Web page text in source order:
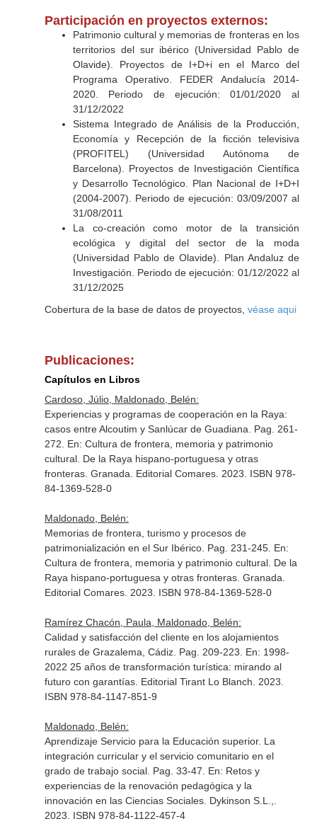
Participación en proyectos externos:
Patrimonio cultural y memorias de fronteras en los
territorios del sur ibérico (Universidad Pablo de
Olavide). Proyectos de I+D+i en el Marco del
Programa Operativo. FEDER Andalucía 2014-
2020. Periodo de ejecución: 01/01/2020 al
31/12/2022
Sistema Integrado de Análisis de la Producción,
Economía y Recepción de la ficción televisiva
(PROFITEL) (Universidad Autónoma de
Barcelona). Proyectos de Investigación Científica
y Desarrollo Tecnológico. Plan Nacional de I+D+I
(2004-2007). Periodo de ejecución: 03/09/2007 al
31/08/2011
La co-creación como motor de la transición
ecológica y digital del sector de la moda
(Universidad Pablo de Olavide). Plan Andaluz de
Investigación. Periodo de ejecución: 01/12/2022 al
31/12/2025
Cobertura de la base de datos de proyectos, véase aqui
Publicaciones:
Capítulos en Libros
Cardoso, Júlio, Maldonado, Belén:
Experiencias y programas de cooperación en la Raya:
casos entre Alcoutim y Sanlúcar de Guadiana. Pag. 261-
272. En: Cultura de frontera, memoria y patrimonio
cultural. De la Raya hispano-portuguesa y otras
fronteras. Granada. Editorial Comares. 2023. ISBN 978-
84-1369-528-0
Maldonado, Belén:
Memorias de frontera, turismo y procesos de
patrimonialización en el Sur Ibérico. Pag. 231-245. En:
Cultura de frontera, memoria y patrimonio cultural. De la
Raya hispano-portuguesa y otras fronteras. Granada.
Editorial Comares. 2023. ISBN 978-84-1369-528-0
Ramírez Chacón, Paula, Maldonado, Belén:
Calidad y satisfacción del cliente en los alojamientos
rurales de Grazalema, Cádiz. Pag. 209-223. En: 1998-
2022 25 años de transformación turística: mirando al
futuro con garantías. Editorial Tirant Lo Blanch. 2023.
ISBN 978-84-1147-851-9
Maldonado, Belén:
Aprendizaje Servicio para la Educación superior. La
integración curricular y el servicio comunitario en el
grado de trabajo social. Pag. 33-47. En: Retos y
experiencias de la renovación pedagógica y la
innovación en las Ciencias Sociales. Dykinson S.L.,.
2023. ISBN 978-84-1122-457-4